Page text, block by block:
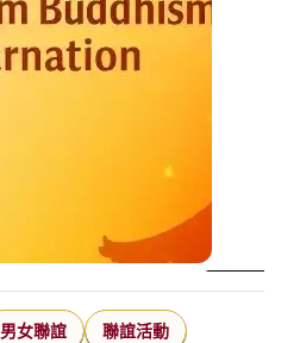
男女聯誼 聯誼活動